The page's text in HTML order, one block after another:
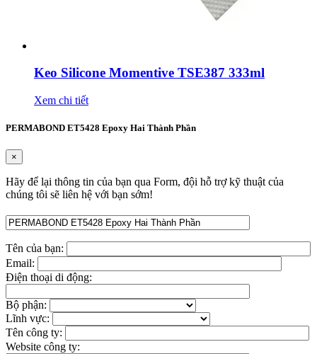
Keo Silicone Momentive TSE387 333ml
Xem chi tiết
PERMABOND ET5428 Epoxy Hai Thành Phần
×
Hãy để lại thông tin của bạn qua Form, đội hỗ trợ kỹ thuật của
chúng tôi sẽ liên hệ với bạn sớm!
Tên của bạn:
Email:
Điện thoại di động:
Bộ phận:
Lĩnh vực:
Tên công ty:
Website công ty: